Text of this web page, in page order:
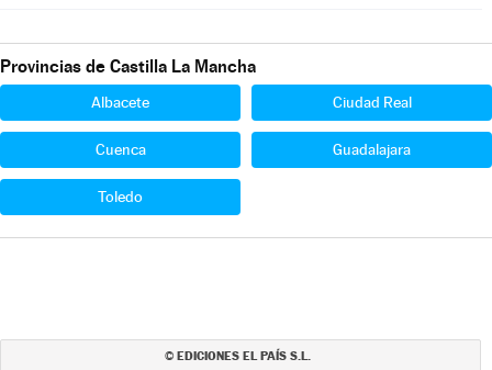
Provincias de Castilla La Mancha
Albacete Ciudad Real
Cuenca Guadalajara
Toledo
© EDICIONES EL PAÍS S.L.